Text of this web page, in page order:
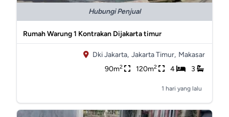
Hubungi Penjual
Rumah Warung 1 Kontrakan Dijakarta timur
Dki Jakarta, Jakarta Timur, Makasar
90m2 120m2 4 3
1 hari yang lalu